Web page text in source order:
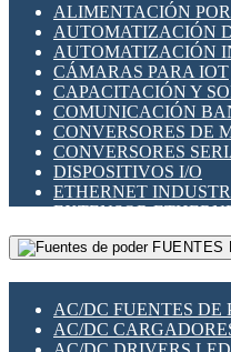
SENSORES
TEMPORIZADORES
VARIACS
VARIADORES DE
SECCIONADORES -
MAQUINARIA
HERRAMIENTAS
ILUMINACIÓN LED
INTERRUPTORES
INTERFACES DE RELÉ
OTROS RELÉS
PROTECCIÓN
RELÉS
RELÉS DE SEÑAL
RELÉS DE ESTADO
RELÉS
RELÉS MINIATURA
SENSORES
SWITCH Y
TARJETAS PI
ALIMENTACIÓN
AUTOMATIZACIÓN
AUTOMATIZACIÓN
CÁMARAS PARA IOT
CAPACITACIÓN Y
COMUNICACIÓN
CONVERSORES DE
CONVERSORES
DISPOSITIVOS I/O
ETHERNET
EXTENSOR
GATEWAY
GESTIÓN DE REDES
PLACAS
SWITCHES Y REDES
FUENTES
AC/DC FUENTES DE
AC/DC